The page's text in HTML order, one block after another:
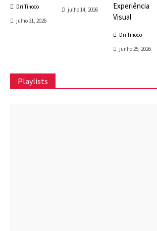
Dri Tinoco
julho 31, 2026
julho 14, 2026
Experiência
Visual
Dri Tinoco
junho 25, 2026
Playlists